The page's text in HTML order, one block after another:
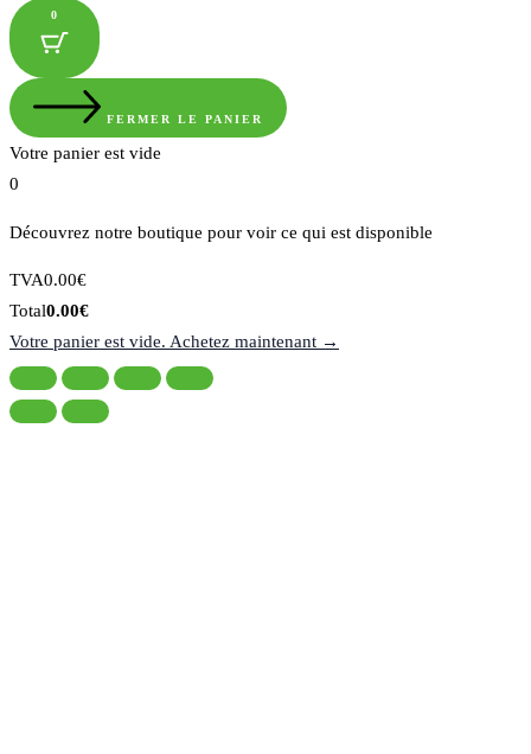
0
FERMER LE PANIER
Votre panier est vide
0
Découvrez notre boutique pour voir ce qui est disponible
Montant
de
la
taxe:
TVA0.00€
Total
du
panier:
Total0.00€
Votre panier est vide. Achetez maintenant →